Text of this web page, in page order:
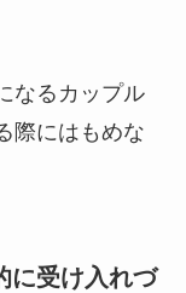
なるカップル
際にはもめな
に受け入れづ